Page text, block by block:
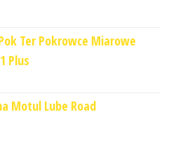
Ter Pokrowce Miarowe
Plus
Motul Lube Road